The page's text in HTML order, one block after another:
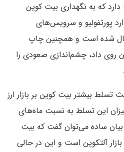
که به نگهداری بیت کوین
پورتفولیو و سرویس‌های
پال شده است و همچنین چاپ
روی داد، چشم‌اندازی صعودی را
بیشتر بیت کوین بر بازار ارز
این تسلط به نسبت ماه‌های
ساده می‌توان گفت که بیت
آلتکوین است و این در حالی